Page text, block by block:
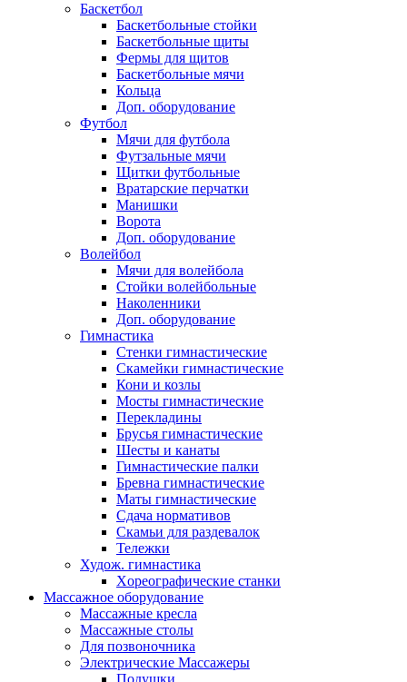
Баскетбол
Баскетбольные стойки
Баскетбольные щиты
Фермы для щитов
Баскетбольные мячи
Кольца
Доп. оборудование
Футбол
Мячи для футбола
Футзальные мячи
Щитки футбольные
Вратарские перчатки
Манишки
Ворота
Доп. оборудование
Волейбол
Мячи для волейбола
Стойки волейбольные
Наколенники
Доп. оборудование
Гимнастика
Стенки гимнастические
Скамейки гимнастические
Кони и козлы
Мосты гимнастические
Перекладины
Брусья гимнастические
Шесты и канаты
Гимнастические палки
Бревна гимнастические
Маты гимнастические
Сдача нормативов
Скамьи для раздевалок
Тележки
Худож. гимнастика
Xореографические станки
Массажное оборудование
Массажные кресла
Массажные столы
Для позвоночника
Электрические Массажеры
Подушки